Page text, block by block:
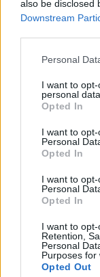
also be disclosed
Downstream
Personal
I want to
personal data.
Opted In
I want to
Personal
Opted In
I want to
Personal
Opted In
I want to opt-
Retention,
Personal
Purposes for
Opted Out
rodzi się z
pewność: że
przemoc nie jest
zwyciężona
Jakiego
nie tego, które
łasce otworzyć
przekreślić, ale
spowodowali,
zaprowadza
miłosierdziem i
czasie gdy wciąż